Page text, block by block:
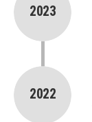
2023
2022